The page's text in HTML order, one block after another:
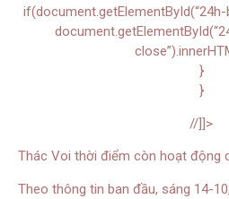
}
}
//]]>
Thác Voi thời điểm còn hoạt động
Theo thông tin ban đầu, sáng 14-